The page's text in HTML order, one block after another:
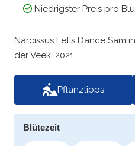
Niedrigster Preis pro
Narcissus Let's Dance
der Veek, 2021
Pflanztipps
Blütezeit